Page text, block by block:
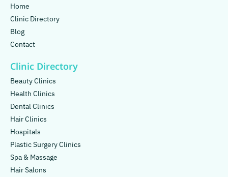
Home
Clinic Directory
Blog
Contact
Clinic Directory
Beauty Clinics
Health Clinics
Dental Clinics
Hair Clinics
Hospitals
Plastic Surgery Clinics
Spa & Massage
Hair Salons